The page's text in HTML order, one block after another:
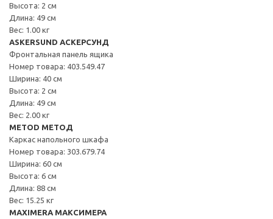
Высота: 2 см
Длина: 49 см
Вес: 1.00 кг
ASKERSUND АСКЕРСУНД
Фронтальная панель ящика
Номер товара: 403.549.47
Ширина: 40 см
Высота: 2 см
Длина: 49 см
Вес: 2.00 кг
METOD МЕТОД
Каркас напольного шкафа
Номер товара: 303.679.74
Ширина: 60 см
Высота: 6 см
Длина: 88 см
Вес: 15.25 кг
MAXIMERA МАКСИМЕРА